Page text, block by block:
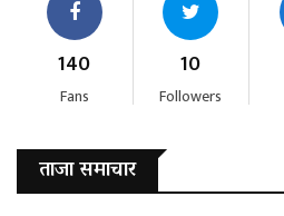
140
Fans
10
Followers
ताजा समाचार